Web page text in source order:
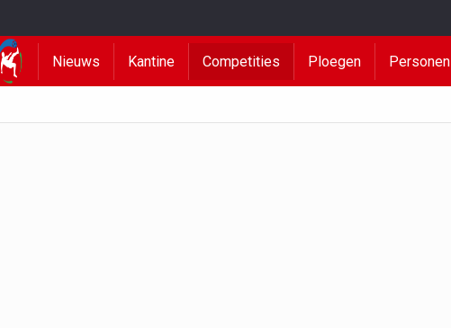
Nieuws Kantine Competities Ploegen Personen